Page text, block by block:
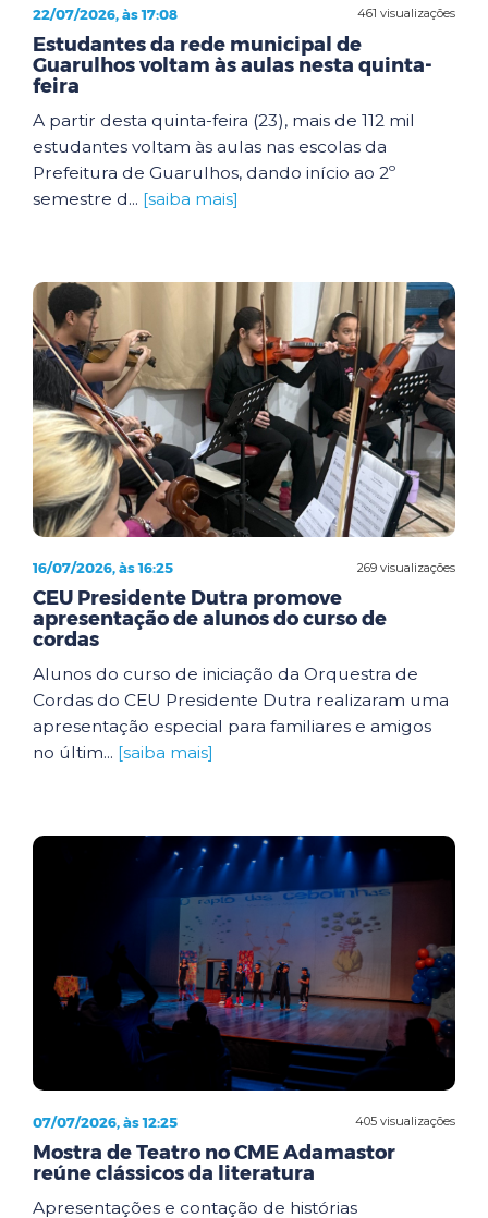
461 visualizações
22/07/2026, às 17:08
Estudantes da rede municipal de
Guarulhos voltam às aulas nesta quinta-
feira
A partir desta quinta-feira (23), mais de 112 mil
estudantes voltam às aulas nas escolas da
Prefeitura de Guarulhos, dando início ao 2º
semestre d... [saiba mais]
269 visualizações
16/07/2026, às 16:25
CEU Presidente Dutra promove
apresentação de alunos do curso de
cordas
Alunos do curso de iniciação da Orquestra de
Cordas do CEU Presidente Dutra realizaram uma
apresentação especial para familiares e amigos
no últim... [saiba mais]
405 visualizações
07/07/2026, às 12:25
Mostra de Teatro no CME Adamastor
reúne clássicos da literatura
Apresentações e contação de histórias